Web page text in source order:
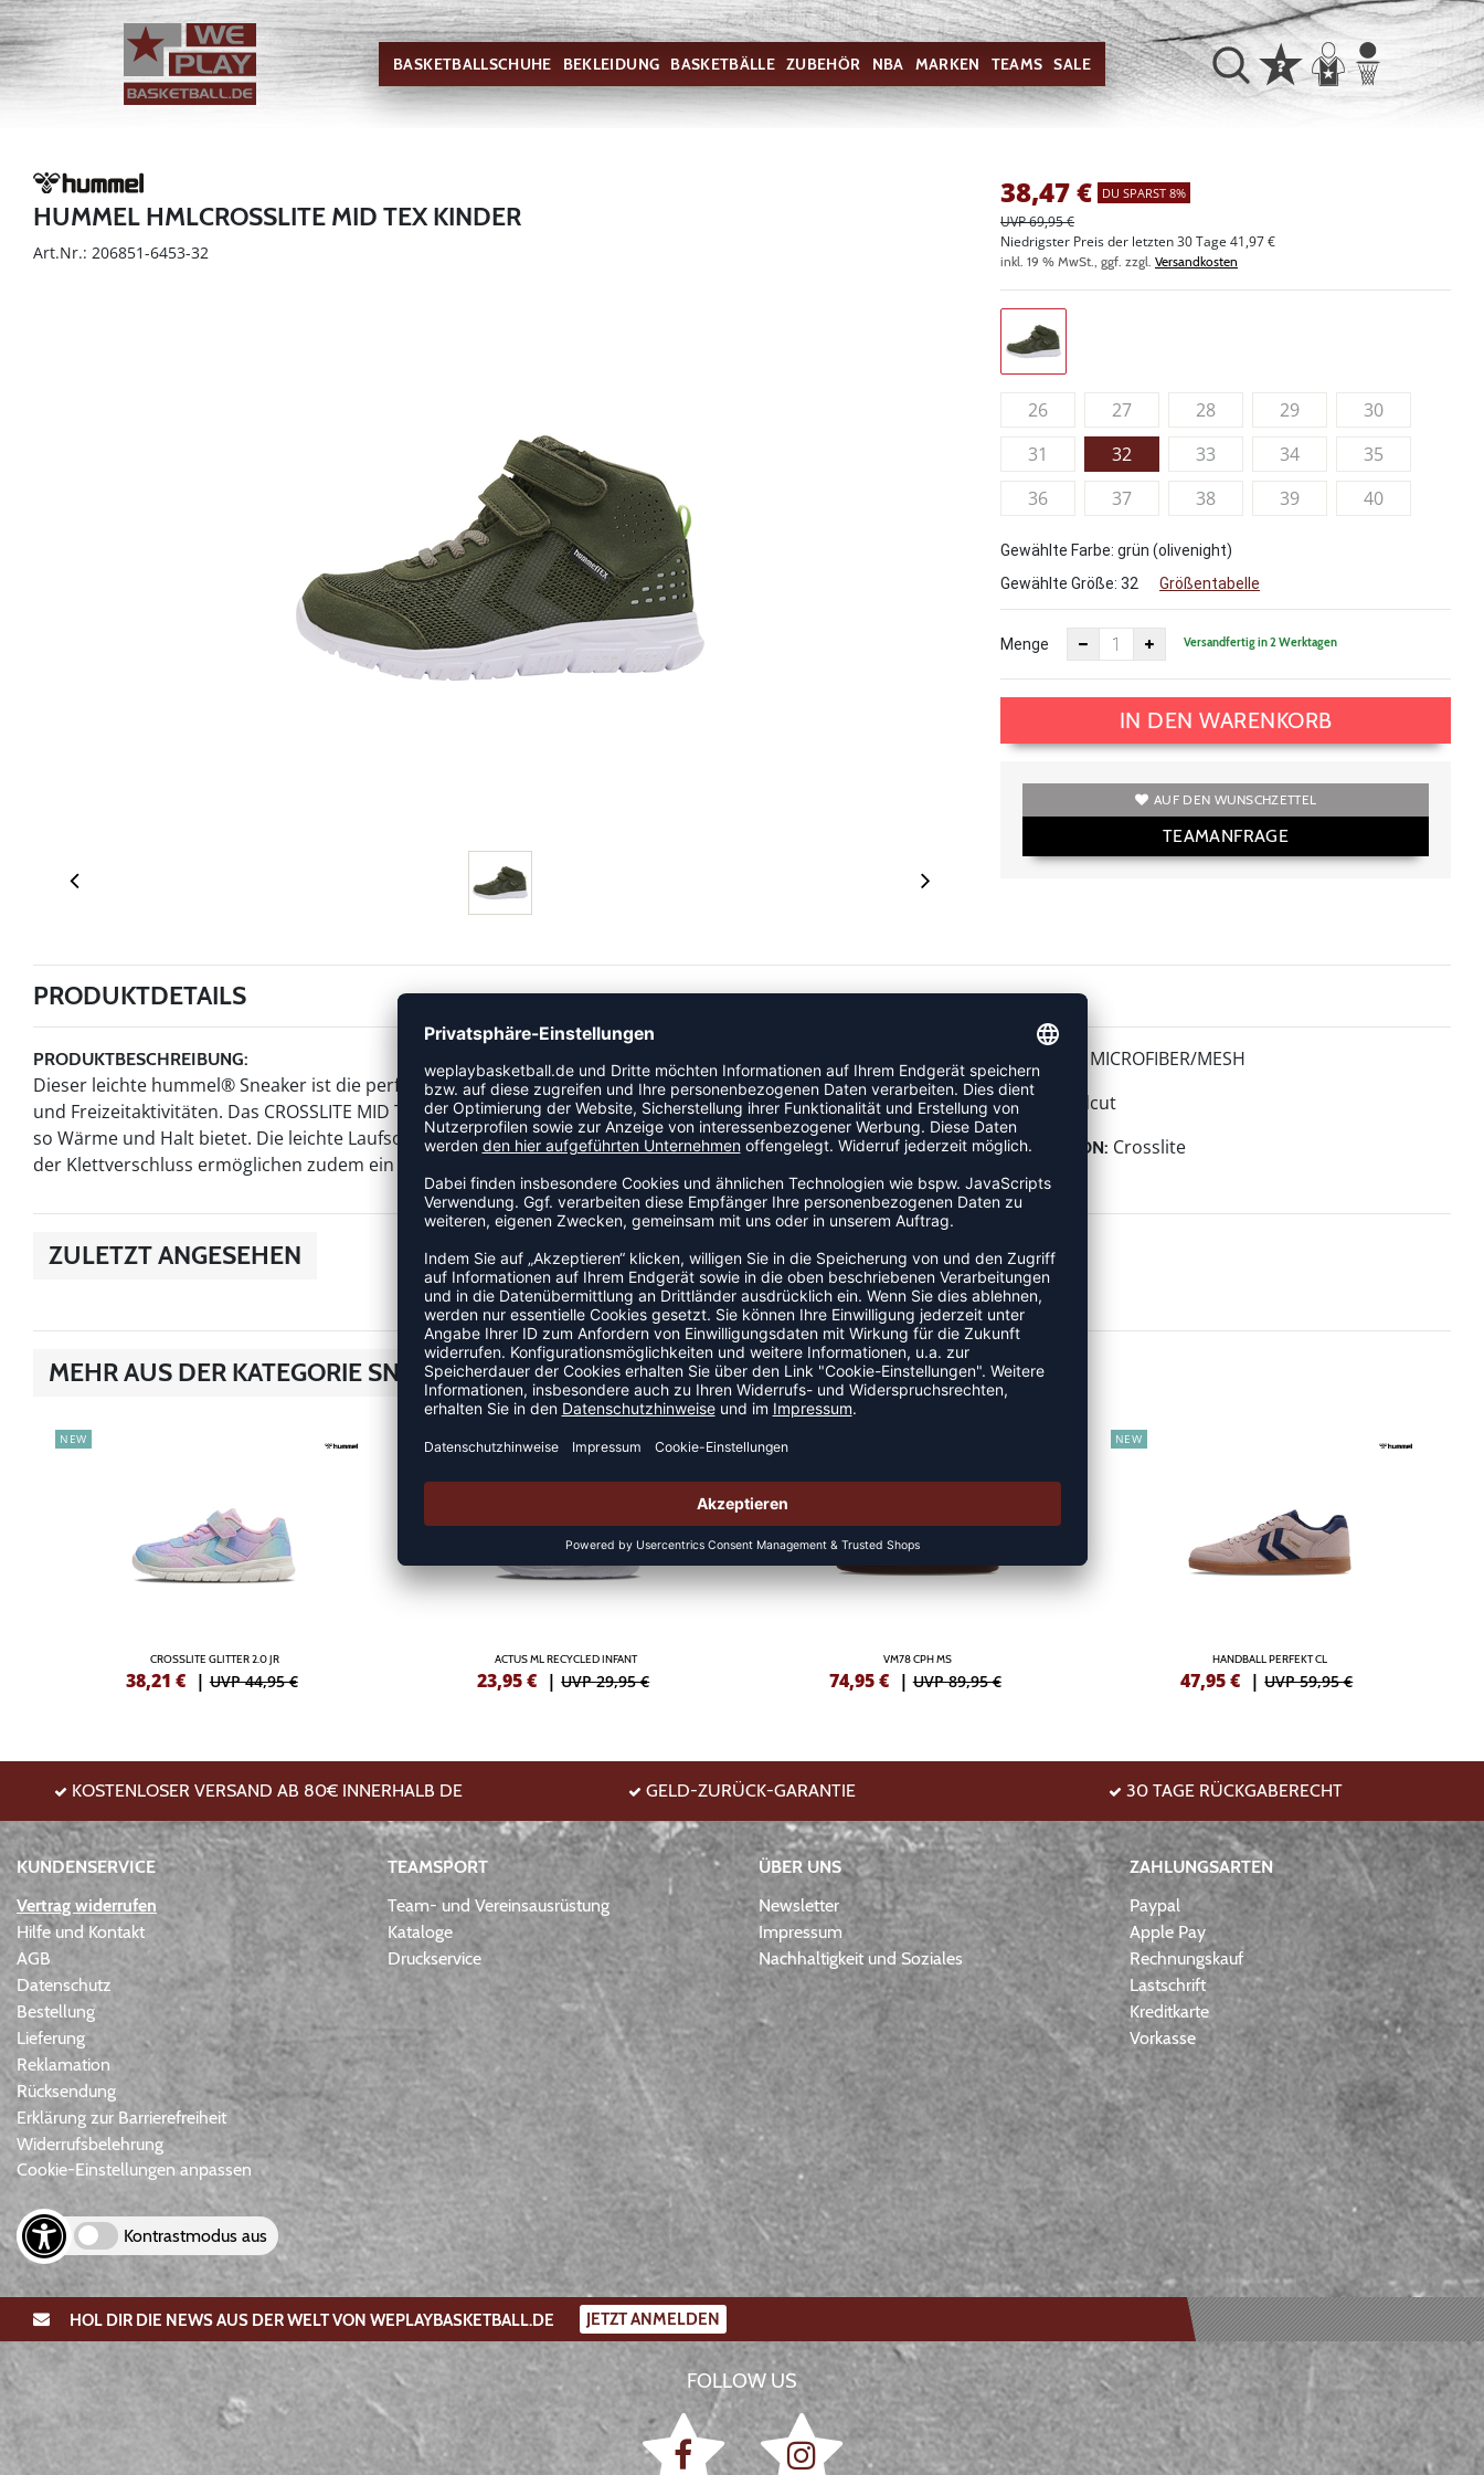
BASKETBALLSCHUHE BEKLEIDUNG BASKETBÄLLE ZUBEHÖR NBA MARKEN TEAMS SALE
HUMMEL HMLCROSSLITE MID TEX KINDER
Art.Nr.: 206851-6453-32
38,47€ DU SPARST 8%
UVP 69,95 €
Niedrigster Preis der letzten 30 Tage 41,97 €
inkl. 19 % MwSt., ggf. zzgl. Versandkosten
26 27 28 29
30
31
32 33 34
35
36
37 38 39 40
Gewählte Farbe: grün (olivenight)
Gewählte Größe: 32 Größentabelle
Menge Versandfertig in 2 Werktagen
IN DEN WARENKORB
AUF DEN WUNSCHZETTEL
TEAMANFRAGE
PRODUKTDETAILS
PRODUKTBESCHREIBUNG:
Dieser leichte hummel® Sneaker ist die perfekte Wahl für einfaches und bequemes Schuhwerk für Sport-, Spiel-
und Freizeitaktivitäten. Das CROSSLITE MID TEX JR hat einen halbhohen Schaft, der den Knöchel umschließt und
so Wärme und Halt bietet. Die leichte Laufsohle bietet zusätzlichen Komfort. Die elastischen Schnürsenkel und
der Klettverschluss ermöglichen zudem ein einfaches Verschließen sowie eine flexible Passform.
MICROFIBER/MESH
HÖHE: Midcut
KOLLEKTION: Crosslite
ZULETZT ANGESEHEN
MEHR AUS DER KATEGORIE SNEAKER
NEW
CROSSLITE GLITTER 2.0 JR
38,21 € |UVP 44,95 €
NEW
ACTUS ML RECYCLED INFANT
23,95€ |UVP 29,95 €
VM78 CPH MS
74,95€ |UVP 89,95 €
NEW
HANDBALL PERFEKT CL
47,95€ |UVP 59,95 €
KOSTENLOSER VERSAND AB 80€ INNERHALB DE GELD-ZURÜCK-GARANTIE 30 TAGE RÜCKGABERECHT
KUNDENSERVICE
Vertrag widerrufen
Hilfe und Kontakt
AGB
Datenschutz
Bestellung
Lieferung
Reklamation
Rücksendung
Erklärung zur Barrierefreiheit
Widerrufsbelehrung
Cookie-Einstellungen anpassen
Kontrastmodus aus
TEAMSPORT
Team- und Vereinsausrüstung
Kataloge
Druckservice
ÜBER UNS
Newsletter
Impressum
Nachhaltigkeit und Soziales
ZAHLUNGSARTEN
Paypal
Apple Pay
Rechnungskauf
Lastschrift
Kreditkarte
Vorkasse
HOL DIR DIE NEWS AUS DER WELT VON WEPLAYBASKETBALL.DE JETZT ANMELDEN
FOLLOW US